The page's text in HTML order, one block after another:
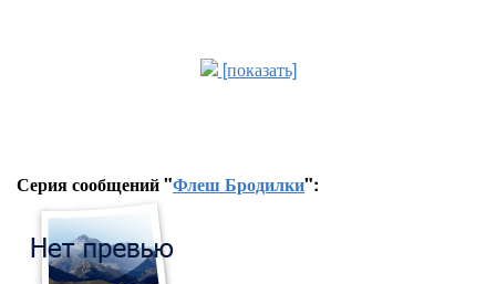
[показать]
Серия сообщений "Флеш Бродилки":